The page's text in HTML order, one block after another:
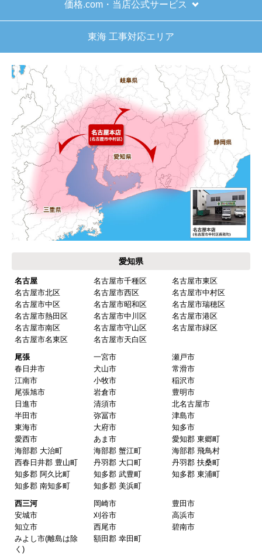
価格.com・当店公式サービス
東海 工事対応エリア
愛知県
名古屋 名古屋市千種区
名古屋市東区
名古屋市北区
名古屋市西区
名古屋市中村区
名古屋市中区
名古屋市昭和区
名古屋市瑞穂区
名古屋市熱田区
名古屋市中川区
名古屋市港区
名古屋市南区
名古屋市守山区
名古屋市緑区
名古屋市名東区
名古屋市天白区
尾張
一宮市
瀬戸市
春日井市
犬山市
常滑市
江南市
小牧市
稲沢市
尾張旭市
岩倉市
豊明市
日進市
清須市
北名古屋市
半田市
弥冨市
津島市
東海市
大府市
知多市
愛西市
あま市
愛知郡 東郷町
海部郡 大治町
海部郡 蟹江町
海部郡 飛鳥村
西春日井郡 豊山町
丹羽郡 大口町
丹羽郡 扶桑町
知多郡 阿久比町
知多郡 武豊町
知多郡 東浦町
知多郡 南知多町
知多郡 美浜町
西三河
岡崎市
豊田市
安城市
刈谷市
高浜市
知立市
西尾市
碧南市
みよし市(離島は除
く)
額田郡 幸田町